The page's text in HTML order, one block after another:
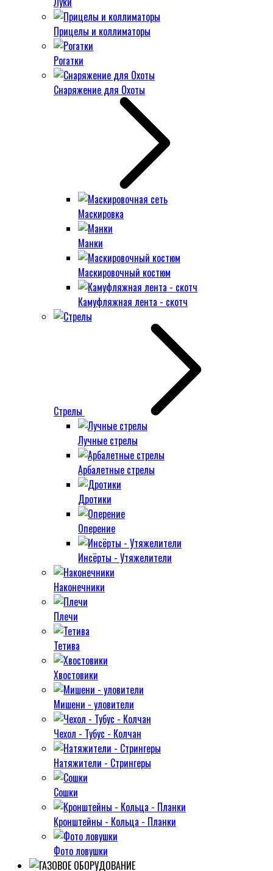
Прицелы и коллиматоры
Рогатки
Снаряжение для Охоты
Маскировка
Манки
Маскировочный костюм
Камуфляжная лента - скотч
Стрелы
Лучные стрелы
Арбалетные стрелы
Дротики
Оперение
Инсёрты - Утяжелители
Наконечники
Плечи
Тетива
Хвостовики
Мишени - уловители
Чехол - Тубус - Колчан
Натяжители - Стрингеры
Сошки
Кронштейны - Кольца - Планки
Фото ловушки